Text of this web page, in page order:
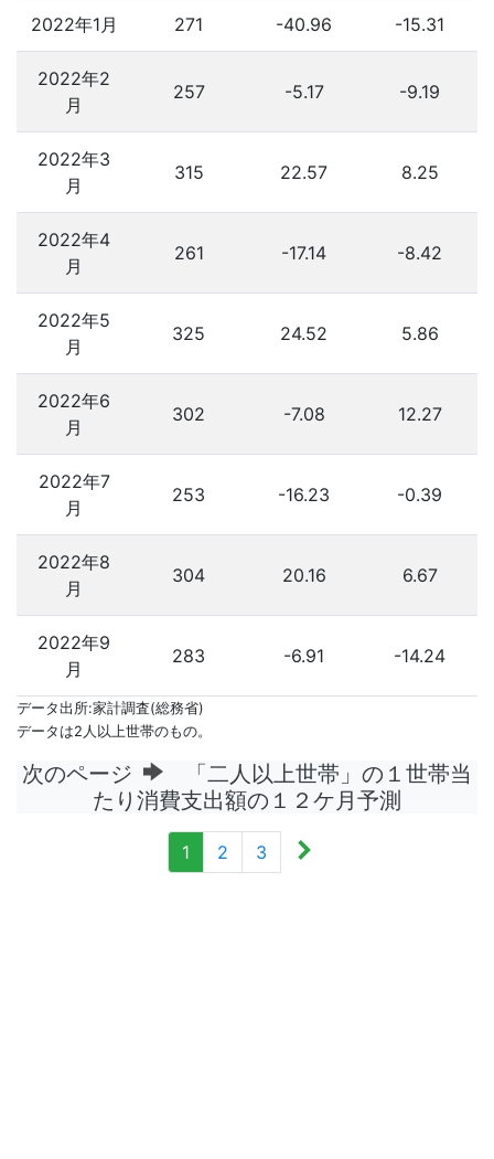
2022年1月 271 -40.96 -15.31
2022年2
月
257 -5.17 -9.19
2022年3
月
315 22.57 8.25
2022年4
月
261 -17.14 -8.42
2022年5
月
325 24.52 5.86
2022年6
月
302 -7.08 12.27
2022年7
月
253 -16.23 -0.39
2022年8
月
304 20.16 6.67
2022年9
月
283 -6.91 -14.24
データ出所:家計調査(総務省)
データは2人以上世帯のもの。
次のページ
「二人以上世帯」の１世帯当
たり消費支出額の１２ケ月予測
1 2 3